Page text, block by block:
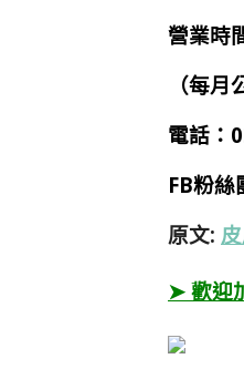
營業時
（每
電話：
FB粉絲
原文:
➤ 歡迎